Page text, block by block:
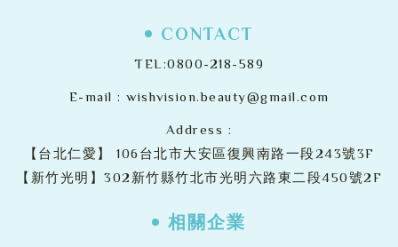
CONTACT
TEL:0800-218-589
E-mail : wishvision.beauty@gmail.com
Address :
【台北仁愛】 106台北市大安區復興南路一段243號3F
【新竹光明】302新竹縣竹北市光明六路東二段450號2F
相關企業